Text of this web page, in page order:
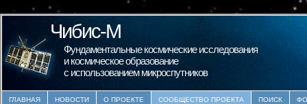
Чибис-М
Фундаментальные космические исследования
и космическое образование
с использованием микроспутников
ГЛАВНАЯ НОВОСТИ О ПРОЕКТЕ СООБЩЕСТВО ПРОЕКТА ПОИСК